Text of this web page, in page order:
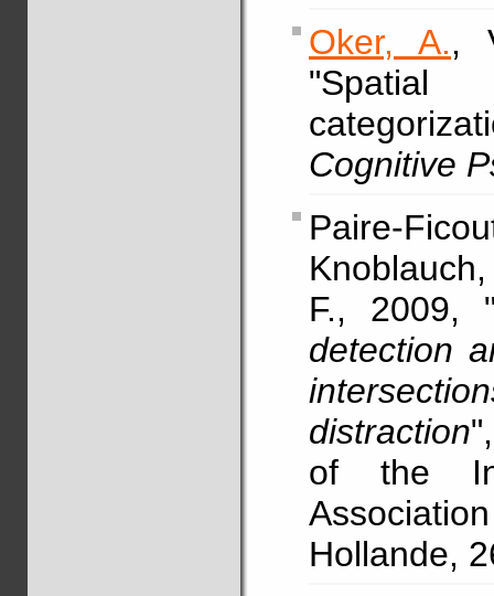
Oker, A.,
"Spatial
Cognitive
Paire-
F., 2009,
detection
distraction
of the
Hollande,